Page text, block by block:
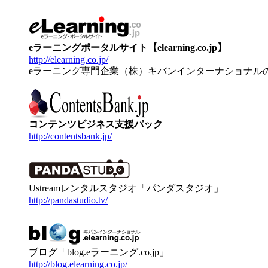
eラーニングポータルサイト【elearning.co.jp】
http://elearning.co.jp/
eラーニング専門企業（株）キバンインターナショナル
コンテンツビジネス支援パック
http://contentsbank.jp/
Ustreamレンタルスタジオ「パンダスタジオ」
http://pandastudio.tv/
ブログ「blog.eラーニング.co.jp」
http://blog.elearning.co.jp/